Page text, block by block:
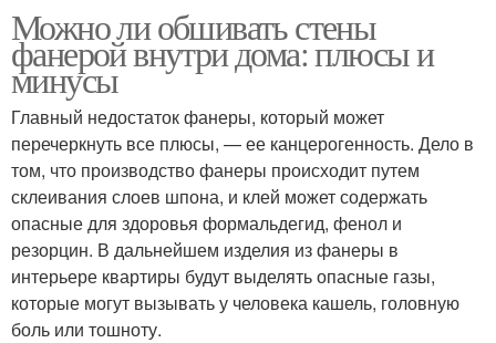
Можно ли обшивать стены
фанерой внутри дома: плюсы и
минусы
Главный недостаток фанеры, который может
перечеркнуть все плюсы, — ее канцерогенность. Дело в
том, что производство фанеры происходит путем
склеивания слоев шпона, и клей может содержать
опасные для здоровья формальдегид, фенол и
резорцин. В дальнейшем изделия из фанеры в
интерьере квартиры будут выделять опасные газы,
которые могут вызывать у человека кашель, головную
боль или тошноту.